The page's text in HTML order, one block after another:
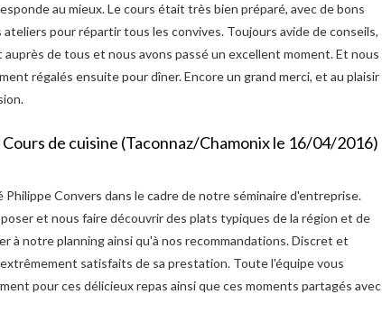
au mieux. Le cours était très bien préparé, avec de bons
pour répartir tous les convives. Toujours avide de conseils,
de tous et nous avons passé un excellent moment. Et nous
régalés ensuite pour dîner. Encore un grand merci, et au plaisir
Cours de cuisine (Taconnaz/Chamonix le 16/04/2016)
Convers dans le cadre de notre séminaire d'entreprise.
et nous faire découvrir des plats typiques de la région et de
à notre planning ainsi qu'à nos recommandations. Discret et
satisfaits de sa prestation. Toute l'équipe vous
pour ces délicieux repas ainsi que ces moments partagés avec